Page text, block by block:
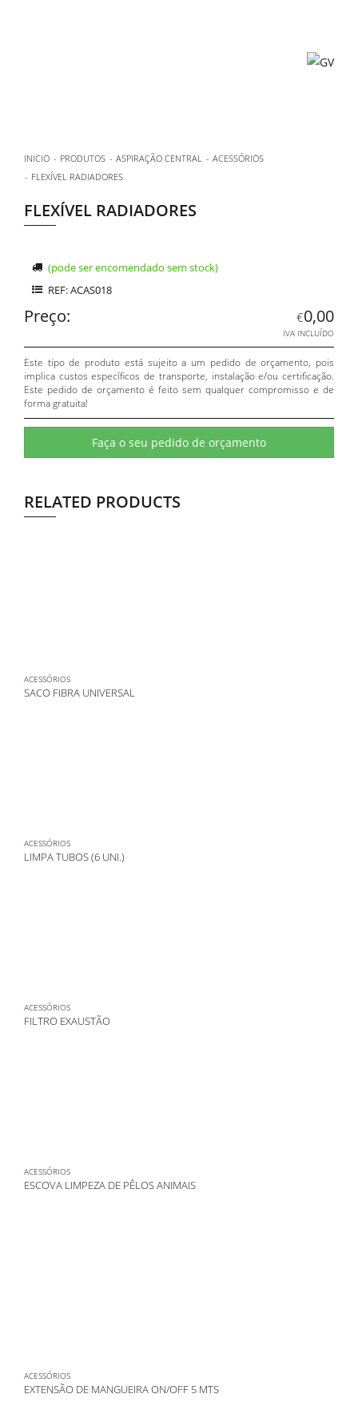
INICIO PRODUTOS ASPIRAÇÃO CENTRAL
ACESSÓRIOS
FLEXÍVEL RADIADORES
FLEXÍVEL RADIADORES
(pode ser encomendado sem stock)
REF: ACAS018
Preço: €0,00
IVA INCLUÍDO
Este tipo de produto está sujeito a um pedido de orçamento, pois
implica custos específicos de transporte, instalação e/ou certificação.
Este pedido de orçamento é feito sem qualquer compromisso e de
forma gratuita!
Faça o seu pedido de orçamento
RELATED PRODUCTS
ACESSÓRIOS
SACO FIBRA UNIVERSAL
ACESSÓRIOS
LIMPA TUBOS (6 UNI.)
ACESSÓRIOS
FILTRO EXAUSTÃO
ACESSÓRIOS
ESCOVA LIMPEZA DE PÊLOS ANIMAIS
ACESSÓRIOS
EXTENSÃO DE MANGUEIRA ON/OFF 5 MTS